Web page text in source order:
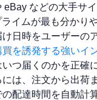
eBay などの大手サ
イムが最も分かり
け日時をユーザーの
買を誘発する強いイ
つ届くのかを正確
には、注文から出荷
の配達時間を自動計